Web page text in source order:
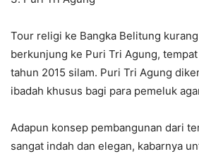
Tour religi ke Bangka Belitung
berkunjung ke Puri Tri Agung,
tahun 2015 silam. Puri Tri Agung
ibadah khusus bagi para pemeluk
Adapun konsep pembangunan dari
sangat indah dan elegan, kabarnya